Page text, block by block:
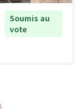
Soumis au
vote